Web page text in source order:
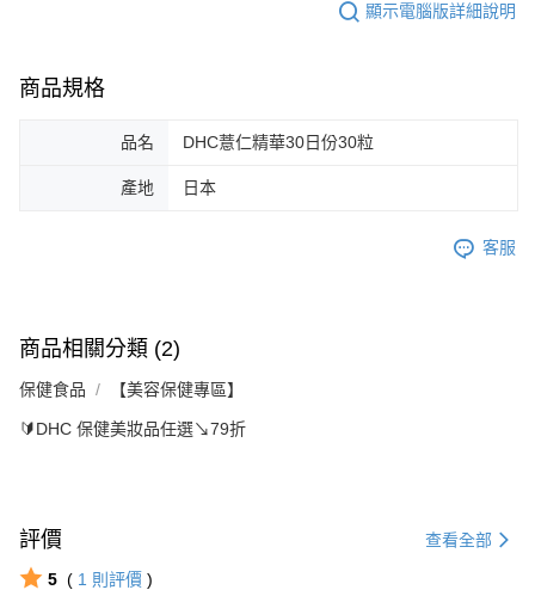
顯示電腦版詳細說明
商品規格
品名 DHC薏仁精華30日份30粒
產地 日本
客服
商品相關分類 (2)
保健食品 【美容保健專區】
🔰DHC 保健美妝品任選↘79折
評價 查看全部
5 ( 1 則評價 )